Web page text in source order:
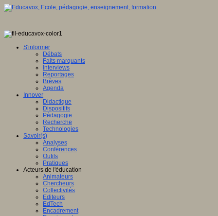
S'informer
Débats
Faits marquants
Interviews
Reportages
Brèves
Agenda
Innover
Didactique
Dispositifs
Pédagogie
Recherche
Technologies
Savoir(s)
Analyses
Conférences
Outils
Pratiques
Acteurs de l'éducation
Animateurs
Chercheurs
Collectivités
Editeurs
EdTech
Encadrement